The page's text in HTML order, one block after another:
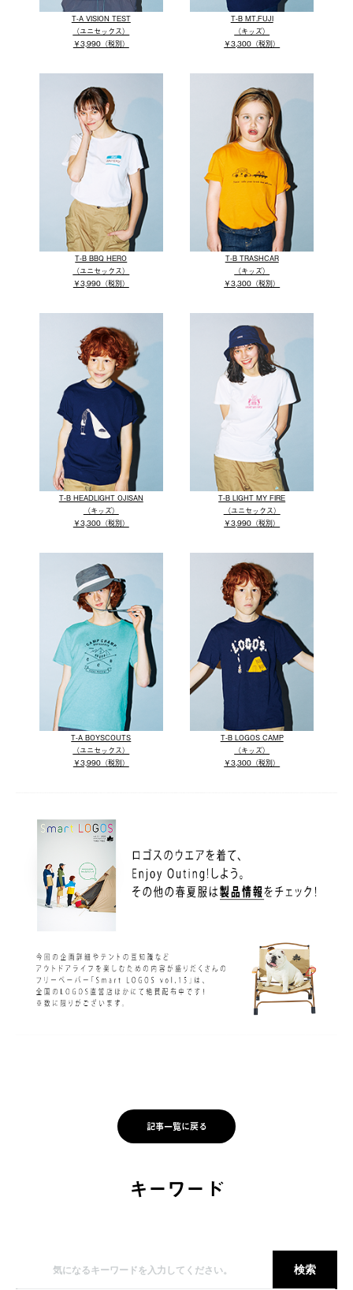
T-A VISION TEST
（ユニセックス）
￥3,990（税別）
T-B MT.FUJI
（キッズ）
￥3,300（税別）
T-B BBQ HERO
（ユニセックス）
￥3,990（税別）
T-B TRASHCAR
（キッズ）
￥3,300（税別）
T-B HEADLIGHT OJISAN
（キッズ）
￥3,300（税別）
T-B LIGHT MY FIRE
（ユニセックス）
￥3,990（税別）
T-A BOYSCOUTS
（ユニセックス）
￥3,990（税別）
T-B LOGOS CAMP
（キッズ）
￥3,300（税別）
記事一覧に戻る
キーワード